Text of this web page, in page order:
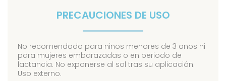
PRECAUCIONES DE USO
No recomendado para niños menores de 3 años ni
para mujeres embarazadas o en periodo de
lactancia. No exponerse al sol tras su aplicación.
Uso externo.